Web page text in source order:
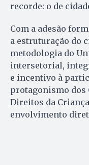
recorde: o de
Com a adesão
a estruturação do
metodologia do
intersetorial,
e incentivo à
protagonismo dos
Direitos da
envolvimento